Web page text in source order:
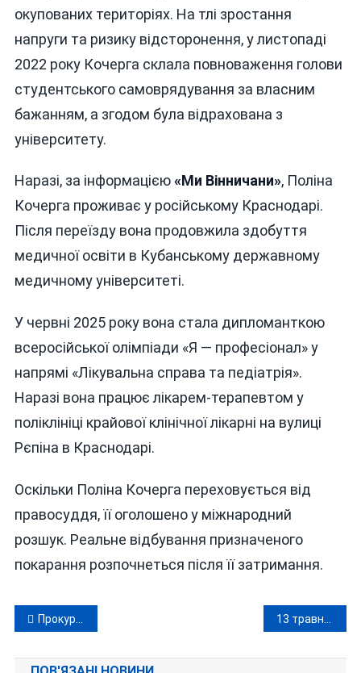
окупованих територіях. На тлі зростання
напруги та ризику відсторонення, у листопаді
2022 року Кочерга склала повноваження голови
студентського самоврядування за власним
бажанням, а згодом була відрахована з
університету.
Наразі, за інформацією«Ми Вінничани», Поліна
Кочерга проживає у російському Краснодарі.
Після переїзду вона продовжила здобуття
медичної освіти в Кубанському державному
медичному університеті.
У червні 2025 року вона стала дипломанткою
всеросійської олімпіади «Я — професіонал» у
напрямі «Лікувальна справа та педіатрія».
Наразі вона працює лікарем-терапевтом у
поліклініці крайової клінічної лікарні на вулиці
Рєпіна в Краснодарі.
Оскільки Поліна Кочерга переховується від
правосуддя, її оголошено у міжнародний
розшук. Реальне відбування призначеного
покарання розпочнеться після її затримання.
Навігація
записів
Прокуратура хоче змусити родину вінницьких «гранітних магнатів» сплатити мільйони громаді Хмільника 13 травня над Вінниччиною зафіксували 80 російських ударних безпілотників